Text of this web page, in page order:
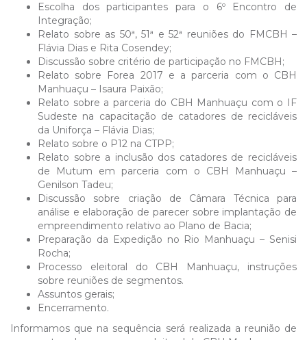
Escolha dos participantes para o 6º Encontro de
Integração;
Relato sobre as 50ª, 51ª e 52ª reuniões do FMCBH –
Flávia Dias e Rita Cosendey;
Discussão sobre critério de participação no FMCBH;
Relato sobre Forea 2017 e a parceria com o CBH
Manhuaçu – Isaura Paixão;
Relato sobre a parceria do CBH Manhuaçu com o IF
Sudeste na capacitação de catadores de recicláveis
da Uniforça – Flávia Dias;
Relato sobre o P12 na CTPP;
Relato sobre a inclusão dos catadores de recicláveis
de Mutum em parceria com o CBH Manhuaçu –
Genilson Tadeu;
Discussão sobre criação de Câmara Técnica para
análise e elaboração de parecer sobre implantação de
empreendimento relativo ao Plano de Bacia;
Preparação da Expedição no Rio Manhuaçu – Senisi
Rocha;
Processo eleitoral do CBH Manhuaçu, instruções
sobre reuniões de segmentos.
Assuntos gerais;
Encerramento.
Informamos que na sequência será realizada a reunião de